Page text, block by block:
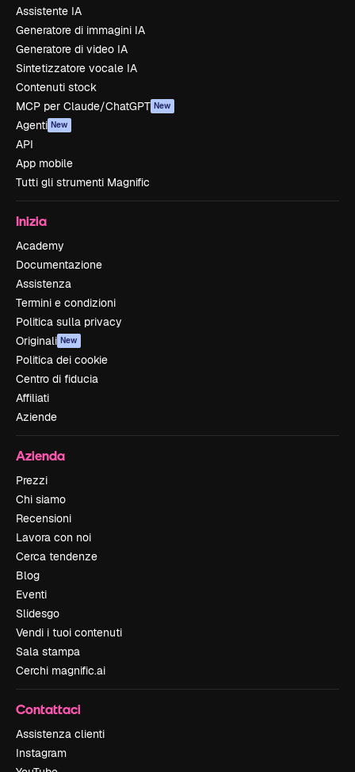
Assistente IA
Generatore di immagini IA
Generatore di video IA
Sintetizzatore vocale IA
Contenuti stock
MCP per Claude/ChatGPT New
Agenti New
API
App mobile
Tutti gli strumenti Magnific
Inizia
Academy
Documentazione
Assistenza
Termini e condizioni
Politica sulla privacy
Originali New
Politica dei cookie
Centro di fiducia
Affiliati
Aziende
Azienda
Prezzi
Chi siamo
Recensioni
Lavora con noi
Cerca tendenze
Blog
Eventi
Slidesgo
Vendi i tuoi contenuti
Sala stampa
Cerchi magnific.ai
Contattaci
Assistenza clienti
Instagram